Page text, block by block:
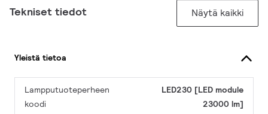
Tekniset tiedot Näytä kaikki
Yleistä tietoa
Lampputuoteperheen
koodi
LED230 [LED module
23000 lm]